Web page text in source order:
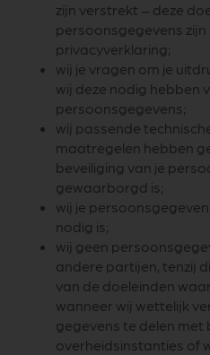
zijn verstrekt – deze
persoonsgegevens zijn
privacyverklaring;
wij je vragen om je
wij deze nodig hebben
persoonsgegevens;
wij passende
maatregelen hebben
beveiliging van je
gewaarborgd is;
wij je
nodig is;
wij geen
andere partijen, tenzij
van de doeleinden
wanneer wij wettelijk
gegevens te delen met
overheidsinstanties of